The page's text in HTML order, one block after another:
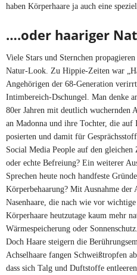
haben Körperhaare ja auch eine
….oder haariger
Viele Stars und Sternchen
Natur-Look. Zu Hippie-Zeiten war
Angehörigen der 68-Generation
Intimbereich-Dschungel. Man denke
80er Jahren mit deutlich wuchernden
an Madonna und ihre Tochter, die auf
posierten und damit für
Social Media People auf den
oder echte Befreiung? Ein weiterer
Sprechen heute noch handfeste
Körperbehaarung? Mit Ausnahme der
Nasenhaare, die nach wie vor
Körperhaare heutzutage kaum mehr
Wärmespeicherung oder
Doch Haare steigern die
Achselhaare fangen Schweißtropfen
dass sich Talg und Duftstoffe